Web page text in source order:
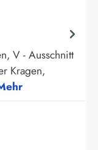
V - Ausschnitt
Kragen,